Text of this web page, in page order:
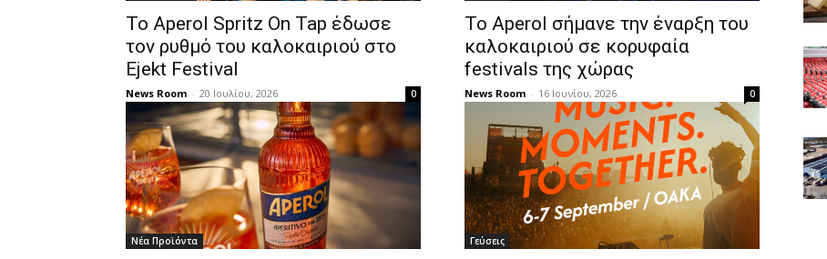
Το Aperol Spritz On Tap έδωσε
τον ρυθμό του καλοκαιριού στο
Ejekt Festival
News Room - 20 Ιουλίου, 2026 0
Το Aperol σήμανε την έναρξη του
καλοκαιριού σε κορυφαία
festivals της χώρας
News Room - 16 Ιουνίου, 2026 0
Νέα Προϊόντα Γεύσεις